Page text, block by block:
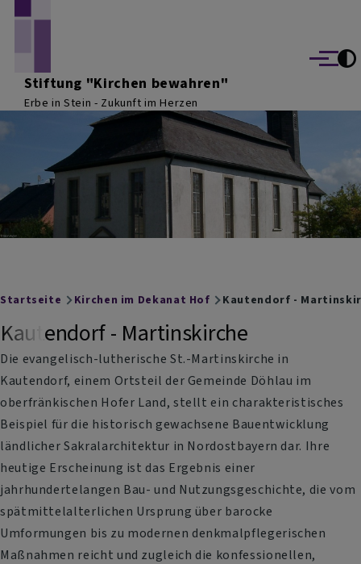
Stiftung "Kirchen bewahren"
Erbe in Stein - Zukunft im Herzen
Menü
Breadcrumb
Startseite Kirchen im Dekanat Hof Kautendorf -
Kautendorf - Martinskirche
Die evangelisch-lutherische St.-Martinskirche in
Kautendorf, einem Ortsteil der Gemeinde Döhlau im
oberfränkischen Hofer Land, stellt ein charakteristisches
Beispiel für die historisch gewachsene Bauentwicklung
ländlicher Sakralarchitektur in Nordostbayern dar. Ihre
heutige Erscheinung ist das Ergebnis einer
jahrhundertelangen Bau- und Nutzungsgeschichte, die vom
spätmittelalterlichen Ursprung über barocke
Umformungen bis zu modernen denkmalpflegerischen
Maßnahmen reicht und zugleich die konfessionellen,